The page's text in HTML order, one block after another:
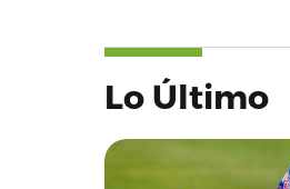
Lo Último